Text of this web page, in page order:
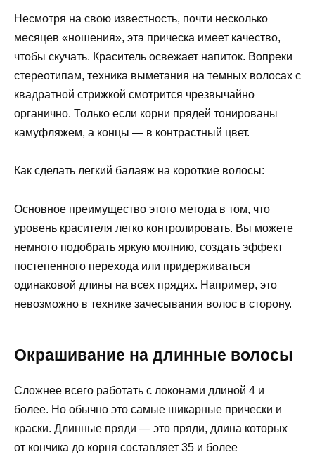
Несмотря на свою известность, почти несколько
месяцев «ношения», эта прическа имеет качество,
чтобы скучать. Краситель освежает напиток. Вопреки
стереотипам, техника выметания на темных волосах с
квадратной стрижкой смотрится чрезвычайно
органично. Только если корни прядей тонированы
камуфляжем, а концы — в контрастный цвет.
Как сделать легкий балаяж на короткие волосы:
Основное преимущество этого метода в том, что
уровень красителя легко контролировать. Вы можете
немного подобрать яркую молнию, создать эффект
постепенного перехода или придерживаться
одинаковой длины на всех прядях. Например, это
невозможно в технике зачесывания волос в сторону.
Окрашивание на длинные волосы
Сложнее всего работать с локонами длиной 4 и
более. Но обычно это самые шикарные прически и
краски. Длинные пряди — это пряди, длина которых
от кончика до корня составляет 35 и более